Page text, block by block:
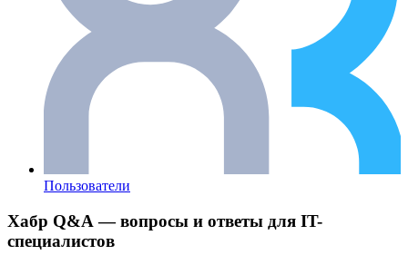
Пользователи
Хабр Q&A — вопросы и ответы для IT-
специалистов